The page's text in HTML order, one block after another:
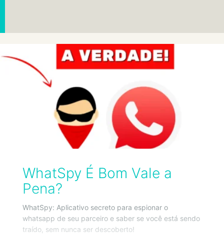
WhatSpy É Bom Vale a
Pena?
WhatSpy: Aplicativo secreto para espionar o
whatsapp de seu parceiro e saber se você está sendo
traído, sem nunca ser descoberto!